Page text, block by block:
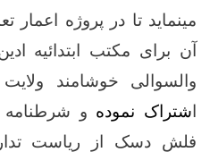
مینماید تا در
آن برای مکتب ابتدائیه
والسوالی خوشامند
اشتراک نموده و شرطنامه
فلش دسک از ریاست